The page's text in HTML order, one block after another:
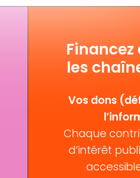
les
Vos dons
Chaque
d’intérêt